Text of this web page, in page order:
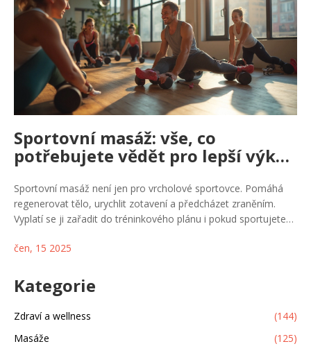
Sportovní masáž: vše, co
potřebujete vědět pro lepší výkon
i regeneraci
Sportovní masáž není jen pro vrcholové sportovce. Pomáhá
regenerovat tělo, urychlit zotavení a předcházet zraněním.
Vyplatí se ji zařadit do tréninkového plánu i pokud sportujete
dát pozor. Článek přináší i užitečné rady, jak z masáže vytěžit
čen, 15 2025
Kategorie
Zdraví a wellness
(144)
Masáže
(125)